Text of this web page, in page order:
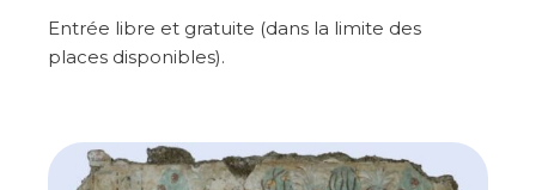
Entrée libre et gratuite (dans la limite des
places disponibles).